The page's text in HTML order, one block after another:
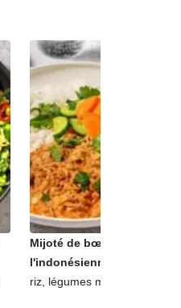
Mijoté de bœuf au lait de
l'indonésienne
riz, légumes marinés et